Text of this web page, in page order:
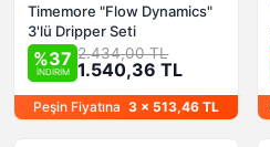
Timemore "Flow Dynamics"
3'lü Dripper Seti
%37
İNDİRİM
2.434,00 TL
1.540,36 TL
Peşin Fiyatına 3 x 513,46 TL